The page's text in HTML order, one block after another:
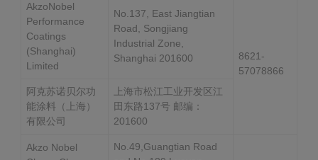
AkzoNobel
Performance
Coatings
(Shanghai)
Limited
No.137, East Jiangtian
Road, Songjiang
Industrial Zone,
Shanghai 201600
8621-
57078866
阿克苏诺贝尔功
能涂料（上海）
有限公司
上海市松江工业开发区江
田东路137号 邮编：
201600
Akzo Nobel
No.49,Guangtian Road